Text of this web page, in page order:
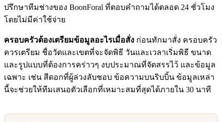
ปรึกษาทีมช่างของ BoonForal ที่ตอบคำถามได้ตลอด 24 ชั่วโมง
โดยไม่มีค่าใช้จ่าย
ครอบครัวต้องเตรียมข้อมูลอะไรเมื่อสั่ง ก่อนทักมาสั่ง ครอบครัว
ควรเตรียม ชื่อวัดและเขตที่จะจัดพิธี วันและเวลาเริ่มพิธี ขนาด
และรูปแบบที่ต้องการคร่าวๆ งบประมาณที่จัดสรรไว้ และข้อมูล
เฉพาะ เช่น สีดอกที่ผู้ล่วงลับชอบ ข้อความบนริบบิ้น ข้อมูลเหล่า
นี้จะช่วยให้ทีมเสนอตัวเลือกที่เหมาะสมที่สุดได้ภายใน 30 นาที